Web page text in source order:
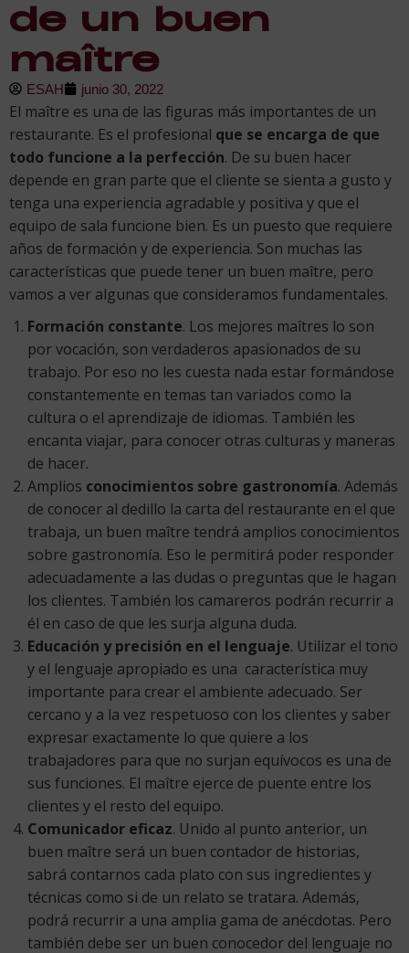
de un buen
maître
ESAH junio 30, 2022
El maître es una de las figuras más importantes de un
restaurante. Es el profesional que se encarga de que
todo funcione a la perfección. De su buen hacer
depende en gran parte que el cliente se sienta a gusto y
tenga una experiencia agradable y positiva y que el
equipo de sala funcione bien. Es un puesto que requiere
años de formación y de experiencia. Son muchas las
características que puede tener un buen maître, pero
vamos a ver algunas que consideramos fundamentales.
Formación constante. Los mejores maîtres lo son
por vocación, son verdaderos apasionados de su
trabajo. Por eso no les cuesta nada estar formándose
constantemente en temas tan variados como la
cultura o el aprendizaje de idiomas. También les
encanta viajar, para conocer otras culturas y maneras
de hacer.
Amplios conocimientos sobre gastronomía. Además
de conocer al dedillo la carta del restaurante en el que
trabaja, un buen maître tendrá amplios conocimientos
sobre gastronomía. Eso le permitirá poder responder
adecuadamente a las dudas o preguntas que le hagan
los clientes. También los camareros podrán recurrir a
él en caso de que les surja alguna duda.
Educación y precisión en el lenguaje. Utilizar el tono
y el lenguaje apropiado es una característica muy
importante para crear el ambiente adecuado. Ser
cercano y a la vez respetuoso con los clientes y saber
expresar exactamente lo que quiere a los
trabajadores para que no surjan equívocos es una de
sus funciones. El maître ejerce de puente entre los
clientes y el resto del equipo.
Comunicador eficaz. Unido al punto anterior, un
buen maître será un buen contador de historias,
sabrá contarnos cada plato con sus ingredientes y
técnicas como si de un relato se tratara. Además,
podrá recurrir a una amplia gama de anécdotas. Pero
también debe ser un buen conocedor del lenguaje no